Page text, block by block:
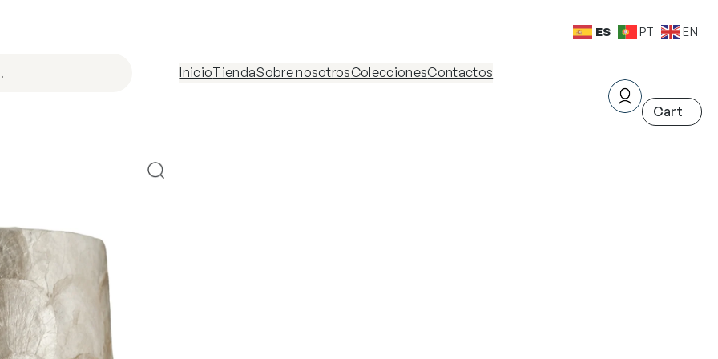
InicioTiendaSobre nosotrosColeccionesContactos
ES PT EN